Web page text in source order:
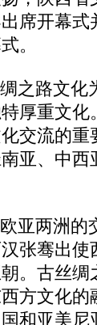
席开幕
。
路文化
厚重文
交流的
亚、中
两洲的
张骞出
。古丝
方文化
和亚美